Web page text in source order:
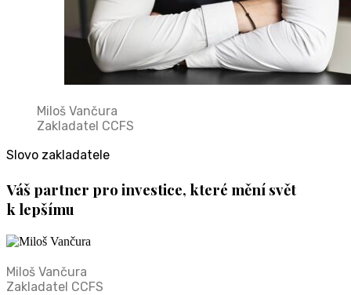
Miloš Vančura
Zakladatel CCFS
Slovo zakladatele
Váš partner pro investice, které mění svět
k lepšímu
Miloš Vančura
Zakladatel CCFS